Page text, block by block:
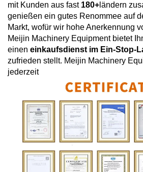
mit Kunden aus fast 180+ ländern
genießen ein gutes Renommee auf
Markt, wofür wir hohe Anerkennung
Meijin Machinery Equipment bietet
einen einkaufsdienst im Ein-Stop-
zufrieden stellt. Meijin Machinery
jederzeit